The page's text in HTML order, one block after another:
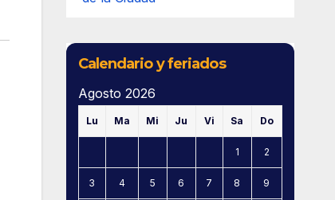
Calendario y feriados
Agosto 2026
Lu Ma Mi Ju Vi Sa Do
1 2
3 4 5 6 7 8 9